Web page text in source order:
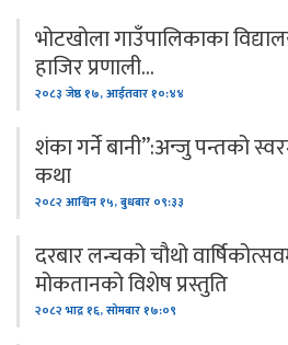
भोटखोला गाउँपालिकाका
हाजिर प्रणाली…
२०८३ जेष्ठ १७, आईतवार १०:४४
शंका गर्ने बानी”:अन्जु पन्तको
कथा
२०८२ आश्विन १५, बुधबार ०९:३३
दरबार लन्चको चौथो
मोकतानको विशेष प्रस्तुति
२०८२ भाद्र १६, सोमबार १७:०९